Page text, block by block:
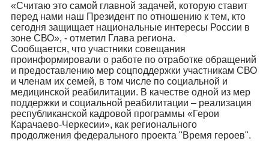
«Считаю это самой главной задачей, которую ставит
перед нами наш Президент по отношению к тем, кто
сегодня защищает национальные интересы России в
зоне СВО», - отметил Глава региона.
Сообщается, что участники совещания
проинформировали о работе по отработке обращений
и предоставлению мер соцподдержки участникам СВО
и членам их семей, в том числе по социальной и
медицинской реабилитации. В качестве одной из мер
поддержки и социальной реабилитации – реализация
республиканской кадровой программы «Герои
Карачаево-Черкесии», как регионального
продолжения федерального проекта "Время героев".